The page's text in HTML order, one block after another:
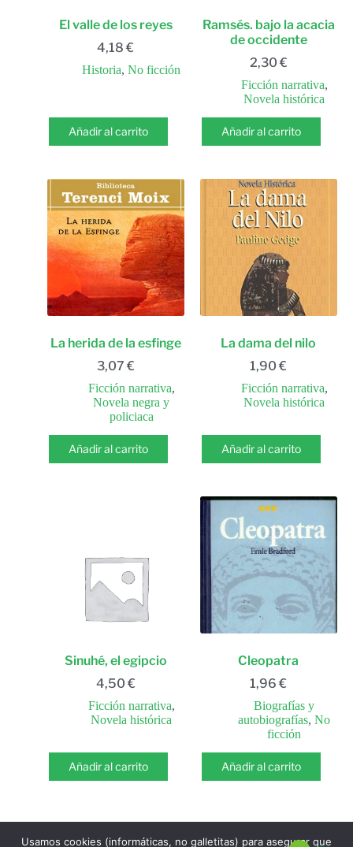
El valle de los reyes
4,18€
Historia,No ficción
Añadir al carrito
Ramsés. bajo la acacia
de occidente
2,30 €
Ficción narrativa,
Novela histórica
Añadir al carrito
La herida de la esfinge
3,07 €
Ficción narrativa,
Novela negra y
policiaca
Añadir al carrito
La dama del nilo
1,90€
Ficción narrativa,
Novela histórica
Añadir al carrito
Sinuhé, el egipcio
4,50 €
Ficción narrativa,
Novela histórica
Añadir al carrito
Cleopatra
1,96€
Biografías y
autobiografías,No
ficción
Añadir al carrito
Usamos cookies (informáticas, no galletitas) para asegurar que